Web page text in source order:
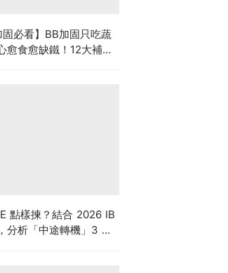
固必看】BB加固只吃蔬
愈食愈缺鐵！12大補鐵
點樣揀？結合 2026 IB
分析「中途轉機」3 大